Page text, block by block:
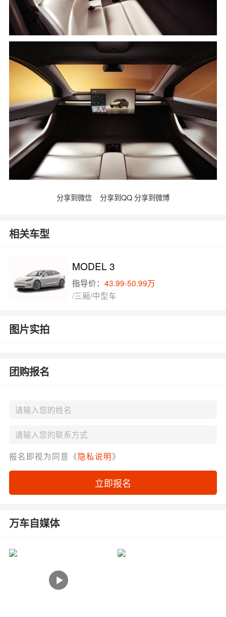
分享到微信 分享到QQ 分享到微博
相关车型
MODEL 3
指导价：43.99-50.99万
/三厢/中型车
图片实拍
团购报名
报名即视为同意《隐私说明》
立即报名
万车自媒体